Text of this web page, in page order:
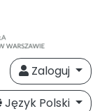
Zaloguj
Język Polski